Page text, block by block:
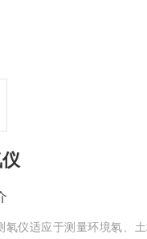
氡仪适应于测量环境氡、